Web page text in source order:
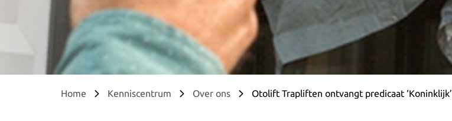
Home Kenniscentrum Over ons Otolift Trapliften ontvangt predicaat ‘Koninklijk’